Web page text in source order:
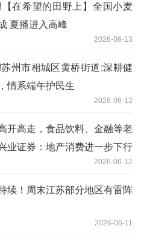
在希望的田野上】全国小麦
夏播进入高峰
2026-06-13
州市相城区黄桥街道:深耕健
情系端午护民生
2026-06-12
开高走，食品饮料、金融等老
业证券：地产消费进一步下行
2026-06-12
续！周末江苏部分地区有雷阵
2026-06-11